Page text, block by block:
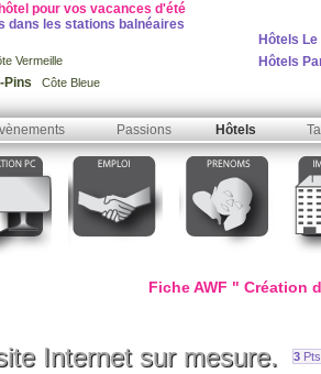
pour vos vacances d'été
dans les stations balnéaires
Vermeille
Pins Côte Bleue
Hôtels
Hôtels
Passions Hôtels
Fiche AWF " Création
Internet sur mesure. 3 Pts